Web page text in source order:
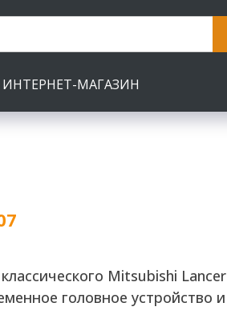
ИНТЕРНЕТ-МАГАЗИН
Mitsubishi Lancer
головное устройство и